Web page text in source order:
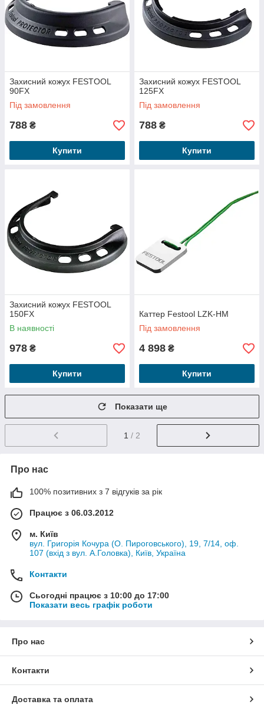
Захисний кожух FESTOOL
90FX
Під замовлення
788 ₴
Купити
Захисний кожух FESTOOL
125FX
Під замовлення
788 ₴
Купити
Захисний кожух FESTOOL
150FX
В наявності
978 ₴
Купити
Каттер Festool LZK-HM
Під замовлення
4 898 ₴
Купити
Показати ще
1 / 2
Про нас
100% позитивних з 7 відгуків за рік
Працює з 06.03.2012
м. Київ
вул. Григорія Кочура (О. Пироговського), 19, 7/14, оф.
107 (вхід з вул. А.Головка), Київ, Україна
Контакти
Сьогодні працює з 10:00 до 17:00
Показати весь графік роботи
Про нас
Контакти
Доставка та оплата